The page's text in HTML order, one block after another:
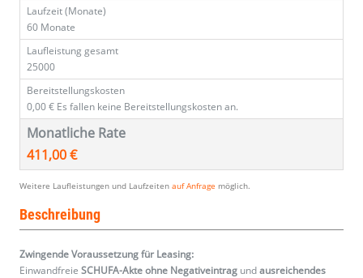
Laufzeit (Monate)
60 Monate
Laufleistung gesamt
25000
Bereitstellungskosten
0,00 € Es fallen keine Bereitstellungskosten an.
Monatliche Rate
411,00 €
Weitere Laufleistungen und Laufzeiten auf Anfrage möglich.
Beschreibung
Zwingende Voraussetzung für Leasing:
Einwandfreie SCHUFA-Akte ohne Negativeintrag undausreichendes